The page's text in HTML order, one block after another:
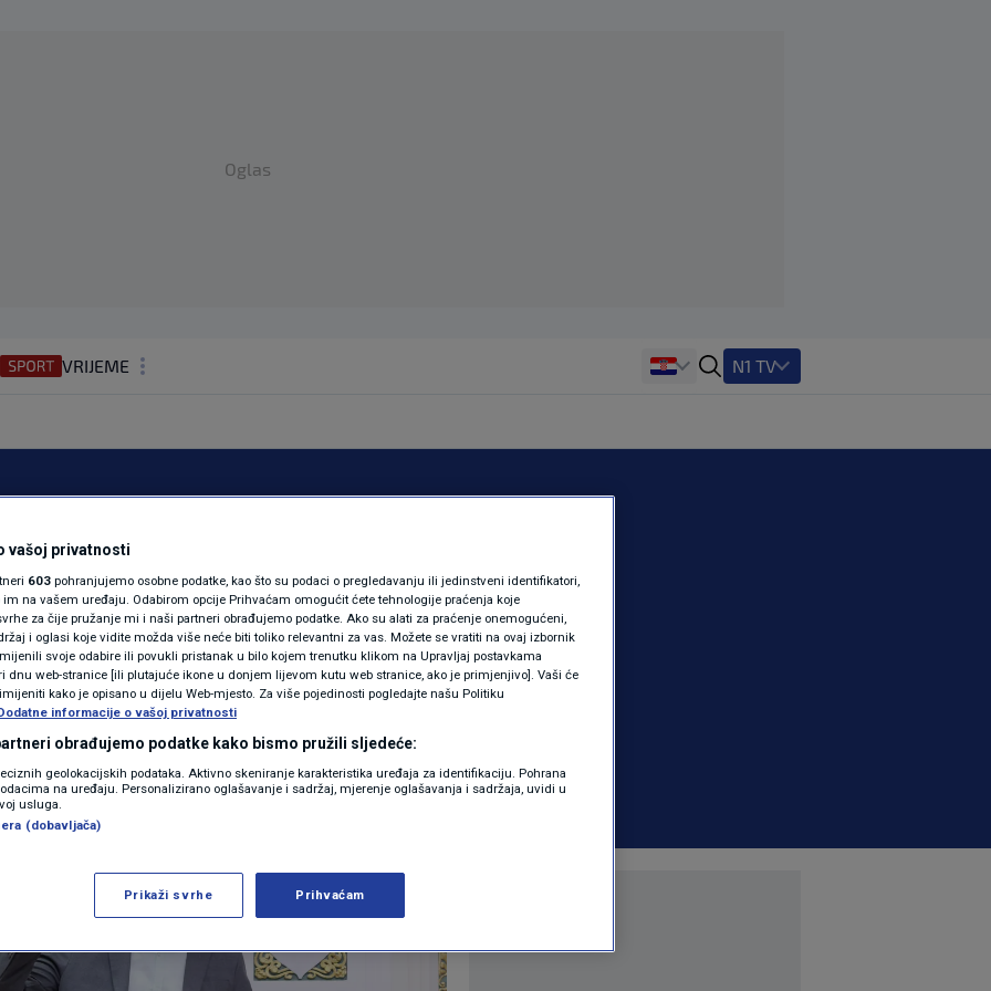
Oglas
VRIJEME
REGIJA
MAGAZIN
KOLUMNE
N1(DIS)INFO
KLIMATSKE PROMJENE
FOTO
VIDEO
N1 TV
sportsku
sabora
4 komentara
Više
vašoj privatnosti
603 pohranjujemo osobne podatke, kao što su podaci o pregledavanju ili jedinstveni identifikatori,
na vašem uređaju. Odabirom opcije Prihvaćam omogućit ćete tehnologije praćenja koje
za čije pružanje mi i naši partneri obrađujemo podatke. Ako su alati za praćenje onemogućeni,
i oglasi koje vidite možda više neće biti toliko relevantni za vas. Možete se vratiti na ovaj izbornik
svoje odabire ili povukli pristanak u bilo kojem trenutku klikom na Upravljaj postavkama
dnu web-stranice [ili plutajuće ikone u donjem lijevom kutu web stranice, ako je primjenjivo]. Vaši će
kako je opisano u dijelu Web-mjesto. Za više pojedinosti pogledajte našu Politiku
informacije o vašoj privatnosti
obrađujemo podatke kako bismo pružili sljedeće:
geolokacijskih podataka. Aktivno skeniranje karakteristika uređaja za identifikaciju. Pohrana
na uređaju. Personalizirano oglašavanje i sadržaj, mjerenje oglašavanja i sadržaja, uvidi u
usluga.
(dobavljača)
Prikaži svrhe Prihvaćam